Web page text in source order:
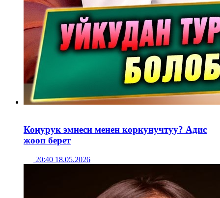
Коңурук эмнеси менен коркунучтуу? Адис
жооп берет
20:40 18.05.2026